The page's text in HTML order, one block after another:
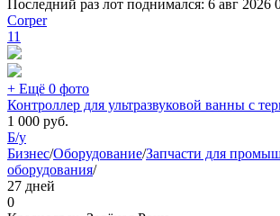
Последний раз лот поднимался: 6 авг 2026
Corper
11
+ Ещё 0 фото
Контроллер для ультразвуковой ванны с
1 000 руб.
Б/у
Бизнес/Оборудование/Запчасти для
оборудования/
27 дней
0